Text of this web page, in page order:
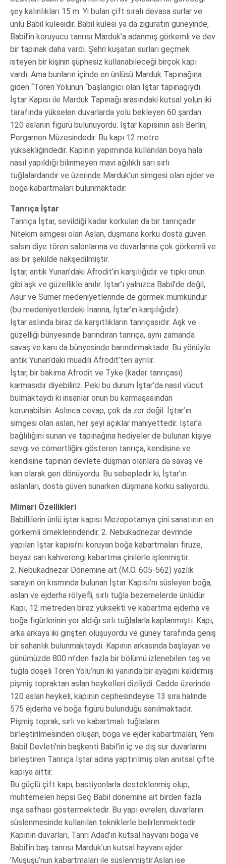
şey kalınlıkları 15 m. Yi bulan çift sıralı devasa surlar ve
ünlü Babil kulesidir. Babil kulesi ya da ziguratın güneyinde,
Babil’in koruyucu tanrısı Marduk’a adanmış görkemli ve dev
bir tapınak daha vardı. Şehri kuşatan surları geçmek
isteyen bir kişinin şüphesiz kullanabileceği birçok kapı
vardı. Ama bunların içinde en ünlüsü Marduk Tapınağına
giden “Tören Yolunun “başlangıcı olan İştar tapınağıydı.
İştar Kapısı ile Marduk Tapınağı arasındaki kutsal yolun iki
tarafında yükselen duvarlarda yolu bekleyen 60 şardan
120 aslanın figürü bulunuyordu. İştar kapısının aslı Berlin,
Pergamon Müzesindedir. Bu kapı 12 metre
yüksekliğindedir. Kapının yapımında kullanılan boya hala
nasıl yapıldığı bilinmeyen mavi ağılıklı sarı sırlı
tuğlalardandır ve üzerinde Marduk’un simgesi olan ejder ve
boğa kabartmaları bulunmaktadır.
Tanrıça İştar
Tanrıça İştar, sevildiği kadar korkulan da bir tanrıçadır.
Nitekim simgesi olan Aslan, düşmana korku dosta güven
salsın diye tören salonlarına ve duvarlarına çok görkemli ve
asi bir şekilde nakşedilmiştir.
İştar, antik Yunan’daki Afrodit’in karşılığıdır ve tıpkı onun
gibi aşk ve güzellikle anılır. İştar’ı yalnızca Babil’de değil,
Asur ve Sümer medeniyetlerinde de görmek mümkündür
(bu medeniyetlerdeki İnanna, İştar’ın karşılığıdır).
İştar aslında biraz da karşıtlıkların tanrıçasıdır. Aşk ve
güzelliği bünyesinde barındıran tanrıça, aynı zamanda
savaş ve kanı da bünyesinde barındırmaktadır. Bu yönüyle
antik Yunan’daki muadili Afrodit’ten ayrılır.
İştar, bir bakıma Afrodit ve Tyke (kader tanrıçası)
karmasıdır diyebiliriz. Peki bu durum İştar’da nasıl vücut
bulmaktaydı ki insanlar onun bu karmaşasından
korunabilsin. Aslınca cevap, çok da zor değil. İştar’ın
simgesi olan aslan, her şeyi açıklar mahiyettedir. İştar’a
bağlılığını sunan ve tapınağına hediyeler de bulunan kişiye
sevgi ve cömertliğini gösteren tanrıça, kendisine ve
kendisine tapınan devlete düşman olanlara da savaş ve
kan olarak geri dönüyordu. Bu sebepledir ki, İştar’ın
aslanları, dosta güven sunarken düşmana korku salıyordu.
Mimari Özellikleri
Babillilerin ünlü iştar kapısı Mezopotamya çini sanatının en
görkemli örneklerindendir. 2. Nebukadnezar devrinde
yapılan İştar kapısı’nı koruyan boğa kabartmaları firuze,
beyaz sarı kahverengi kabartma çinilerle işlenmiştir.
2. Nebukadnezar Dönemine ait (M.Ö. 605-562) yazlık
sarayın ön kısmında bulunan İştar Kapısı’nı süsleyen boğa,
aslan ve ejderha rölyefli, sırlı tuğla bezemelerde ünlüdür.
Kapı, 12 metreden biraz yüksekti ve kabartma ejderha ve
boğa figürlerinin yer aldığı sırlı tuğlalarla kaplanmıştı. Kapı,
arka arkaya iki girişten oluşuyordu ve güney tarafında geniş
bir sahanlık bulunmaktaydı. Kapının arkasında başlayan ve
günümüzde 800 m’den fazla bir bölümü izlenebilen taş ve
tuğla döşeli Tören Yolu’nun iki yanında bir ayağını kaldırmış
pişmiş topraktan aslan heykelleri diziliydi. Cadde üzerinde
120 aslan heykeli, kapının cephesindeyse 13 sıra halinde
575 ejderha ve boğa figürü bulunduğu sanılmaktadır.
Pişmiş toprak, sırlı ve kabartmalı tuğlaların
birleştirilmesinden oluşan, boğa ve ejder kabartmaları, Yeni
Babil Devleti’nin başkenti Babil’in iç ve dış sur duvarlarını
birleştiren Tanrıça İştar adına yaptırılmış olan anıtsal çifte
kapıya aittir.
Bu güçlü çift kapı, bastiyonlarla desteklenmiş olup,
muhtemelen hepsi Geç Babil dönemine ait birden fazla
inşa safhası göstermektedir. Bu yapı evreleri, duvarların
süslenmesinde kullanılan tekniklerle belirlenmektedir.
Kapının duvarları, Tanrı Adad’ın kutsal hayvanı boğa ve
Babil’in baş tanrısı Marduk’un kutsal hayvanı ejder
’Muşuşu’nun kabartmaları ile süslenmiştir.Aslan ise